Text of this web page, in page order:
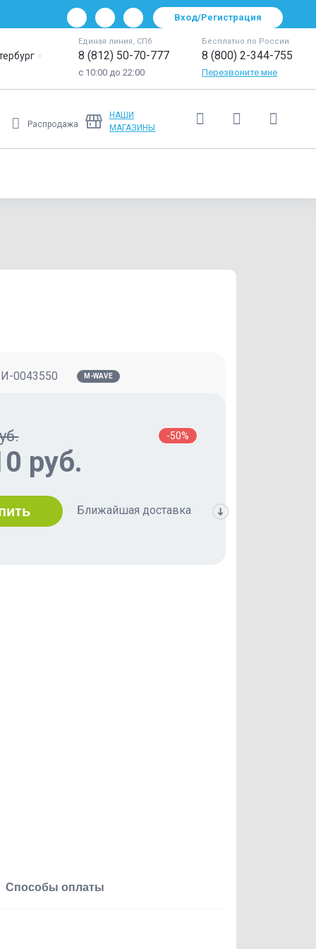
Вход/Регистрация
Единая линия, СПб
8 (812) 50-70-777
с 10:00 до 22:00
Бесплатно по России
8 (800) 2-344-755
Перезвоните мне
Распродажа
НАШИ
МАГАЗИНЫ
И-0043550 M-WAVE
-50%
руб.
Ближайшая доставка
Способы оплаты